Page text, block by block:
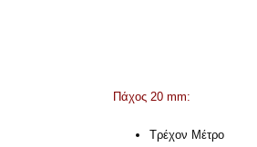
Πάχος 20 mm:
Τρέχον Μέτρο